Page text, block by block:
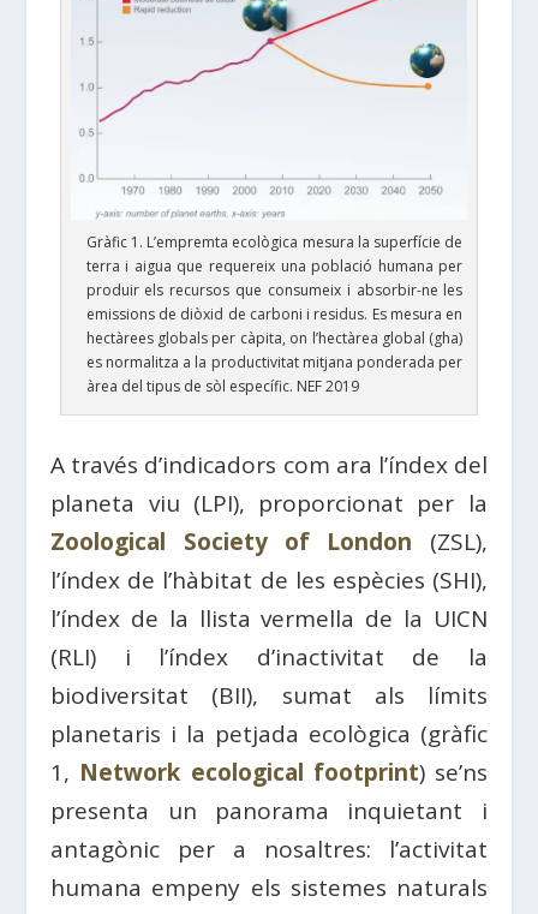
Gràfic 1. L’empremta ecològica mesura la superfície de
terra i aigua que requereix una població humana per
produir els recursos que consumeix i absorbir-ne les
emissions de diòxid de carboni i residus. Es mesura en
hectàrees globals per càpita, on l’hectàrea global (gha)
es normalitza a la productivitat mitjana ponderada per
àrea del tipus de sòl específic. NEF 2019
A través d’indicadors com ara l’índex del
planeta viu (LPI), proporcionat per la
Zoological Society of London (ZSL),
l’índex de l’hàbitat de les espècies (SHI),
l’índex de la llista vermella de la UICN
(RLI) i l’índex d’inactivitat de la
biodiversitat (BII), sumat als límits
planetaris i la petjada ecològica (gràfic
1, Network ecological footprint) se’ns
presenta un panorama inquietant i
antagònic per a nosaltres: l’activitat
humana empeny els sistemes naturals